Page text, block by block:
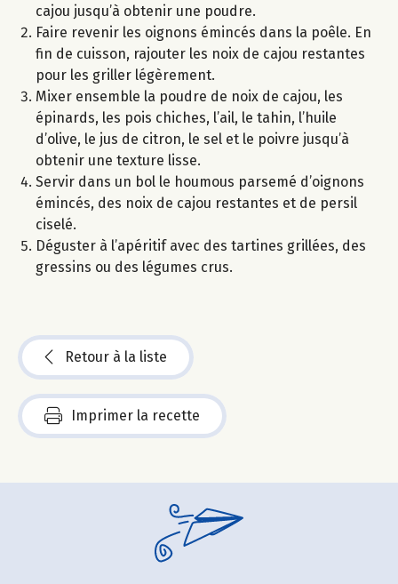
cajou jusqu’à obtenir une poudre.
Faire revenir les oignons émincés dans la poêle. En
fin de cuisson, rajouter les noix de cajou restantes
pour les griller légèrement.
Mixer ensemble la poudre de noix de cajou, les
épinards, les pois chiches, l’ail, le tahin, l’huile
d’olive, le jus de citron, le sel et le poivre jusqu’à
obtenir une texture lisse.
Servir dans un bol le houmous parsemé d’oignons
émincés, des noix de cajou restantes et de persil
ciselé.
Déguster à l’apéritif avec des tartines grillées, des
gressins ou des légumes crus.
Retour à la liste
Imprimer la recette